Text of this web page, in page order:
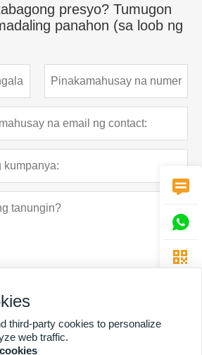
presyo? Tumugon
panahon (sa loob ng
sa privacy



third-party cookies to personalize
web traffic.